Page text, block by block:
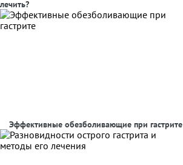
лечить?
Эффективные обезболивающие при гастрите